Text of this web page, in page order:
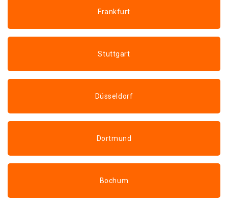
Frankfurt
Stuttgart
Düsseldorf
Dortmund
Bochum